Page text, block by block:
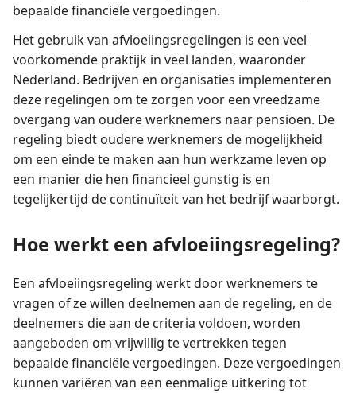
bepaalde financiële vergoedingen.
Het gebruik van afvloeiingsregelingen is een veel
voorkomende praktijk in veel landen, waaronder
Nederland. Bedrijven en organisaties implementeren
deze regelingen om te zorgen voor een vreedzame
overgang van oudere werknemers naar pensioen. De
regeling biedt oudere werknemers de mogelijkheid
om een ​​einde te maken aan hun werkzame leven op
een manier die hen financieel gunstig is en
tegelijkertijd de continuïteit van het bedrijf waarborgt.
Hoe werkt een afvloeiingsregeling?
Een afvloeiingsregeling werkt door werknemers te
vragen of ze willen deelnemen aan de regeling, en de
deelnemers die aan de criteria voldoen, worden
aangeboden om vrijwillig te vertrekken tegen
bepaalde financiële vergoedingen. Deze vergoedingen
kunnen variëren van een eenmalige uitkering tot